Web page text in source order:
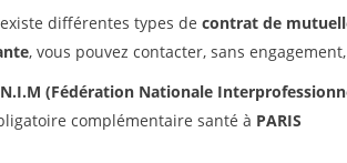
différentes types de contrat de
, vous pouvez contacter, sans
(Fédération Nationale
complémentaire santé à PARIS